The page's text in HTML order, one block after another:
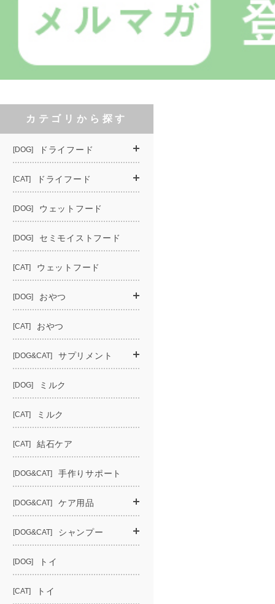
カテゴリから探す
[DOG] ドライフード
[CAT] ドライフード
[DOG] ウェットフード
[DOG] セミモイストフード
[CAT] ウェットフード
[DOG] おやつ
[CAT] おやつ
[DOG&CAT] サプリメント
[DOG] ミルク
[CAT] ミルク
[CAT] 結石ケア
[DOG&CAT] 手作りサポート
[DOG&CAT] ケア用品
[DOG&CAT] シャンプー
[DOG] トイ
[CAT] トイ